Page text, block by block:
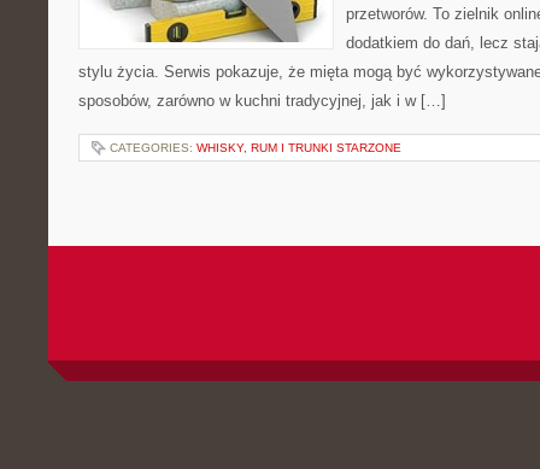
przetworów. To zielnik
dodatkiem do dań, lecz
stylu życia. Serwis pokazuje, że mięta mogą być
sposobów, zarówno w kuchni tradycyjnej, jak i w […]
CATEGORIES: WHISKY, RUM I TRUNKI STARZONE